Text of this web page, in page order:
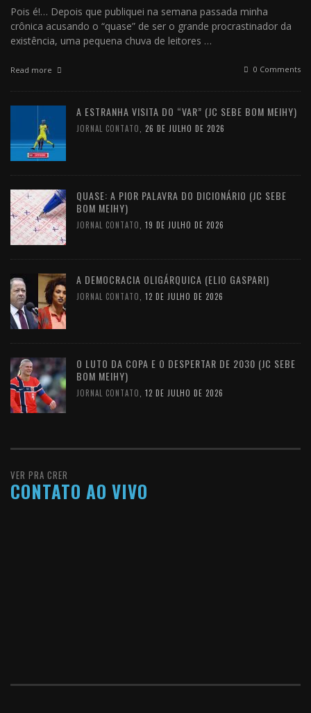
Pois é!… Depois que publiquei na semana passada minha
crônica acusando o “quase” de ser o grande procrastinador da
existência, uma pequena chuva de leitores …
Read more 0 Comments
A ESTRANHA VISITA DO “VAR” (JC SEBE BOM MEIHY)
JORNAL CONTATO 26 DE JULHO DE 2026
QUASE: A PIOR PALAVRA DO DICIONÁRIO (JC SEBE
BOM MEIHY)
JORNAL CONTATO 19 DE JULHO DE 2026
A DEMOCRACIA OLIGÁRQUICA (ELIO GASPARI)
JORNAL CONTATO 12 DE JULHO DE 2026
O LUTO DA COPA E O DESPERTAR DE 2030 (JC SEBE
BOM MEIHY)
JORNAL CONTATO 12 DE JULHO DE 2026
VER PRA CRER
CONTATO AO VIVO